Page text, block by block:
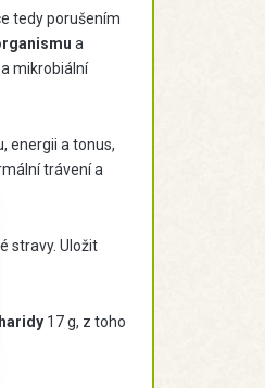
tedy porušením
a
mikrobiální
energii a tonus,
trávení a
stravy. Uložit
17 g, z toho